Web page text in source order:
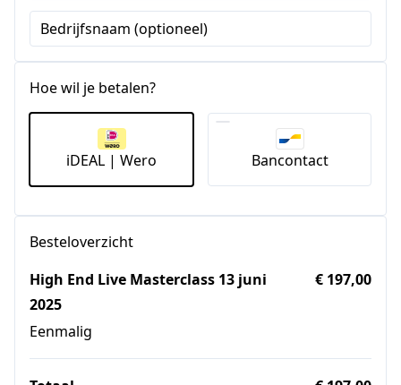
Staten
+1
Bedrijfsnaam (optioneel)
Hoe wil je betalen?
iDEAL | Wero Bancontact
Besteloverzicht
High End Live Masterclass 13 juni
2025
Eenmalig
€ 197,00